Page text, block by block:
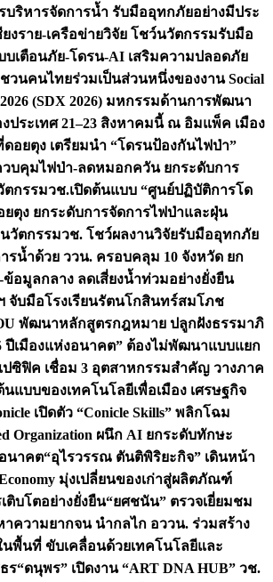
บริหารจัดการน้ำ รับมืออุทกภัยอย่างมีประ
งราย-เครือข่ายวิจัย โชว์นวัตกรรมรับมือ
บเตือนภัย-โดรน-AI เสริมความปลอดภัย
วนคนไทยร่วมเป็นส่วนหนึ่งของงาน Social
2026 (SDX 2026) มหกรรมด้านการพัฒนา
ระเทศ 21–23 สิงหาคมนี้ ณ อิมแพ็ค เมือง
อยตุง เตรียมนำ “โดรนป้องกันไฟป่า”
บคุมไฟป่า-ลดหมอกควัน ยกระดับการ
ตกรรมวช.เปิดต้นแบบ “ศูนย์ปฏิบัติการโด
ตุง ยกระดับการจัดการไฟป่าและฝุ่น
วัตกรรมวช. โชว์ผลงานวิจัยรับมืออุทกภัย
รน้ำด้วย ววน. ครอบคลุม 10 จังหวัด ยก
อมูลกลาง ลดเสี่ยงน้ำท่วมอย่างยั่งยืน
จับมือโรงเรียนรัตนโกสินทร์สมโภช
พัฒนาหลักสูตรกฎหมาย ปลูกฝังธรรมาภิ
ปีเมืองแห่งอนาคต” ต้องไม่พัฒนาแบบแยก
ปซิฟิค เชื่อม 3 อุตสาหกรรมสำคัญ วางภาค
แบบของเทคโนโลยีเพื่อเมือง เศรษฐกิจ
เปิดตัว “Conicle Skills” พลิกโฉม
Organization ผนึก AI ยกระดับทักษะ
นาคต“อุไรวรรณ ตันติพิริยะกิจ” เดินหน้า
มุ่งเปลี่ยนของเก่าสู่ผลิตภัณฑ์
ติบโตอย่างยั่งยืน“ยศชนัน” ตรวจเยี่ยมชม
ความยากจน นำกลไก อววน. ร่วมสร้าง
พื้นที่ ขับเคลื่อนด้วยเทคโนโลยีและ
ร“ดนุพร” เปิดงาน “ART DNA HUB” วช.